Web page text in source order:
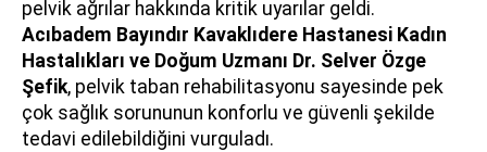
pelvik ağrılar hakkında kritik uyarılar geldi.
Acıbadem Bayındır Kavaklıdere Hastanesi Kadın
Hastalıkları ve Doğum Uzmanı Dr. Selver Özge
Şefik, pelvik taban rehabilitasyonu sayesinde pek
çok sağlık sorununun konforlu ve güvenli şekilde
tedavi edilebildiğini vurguladı.